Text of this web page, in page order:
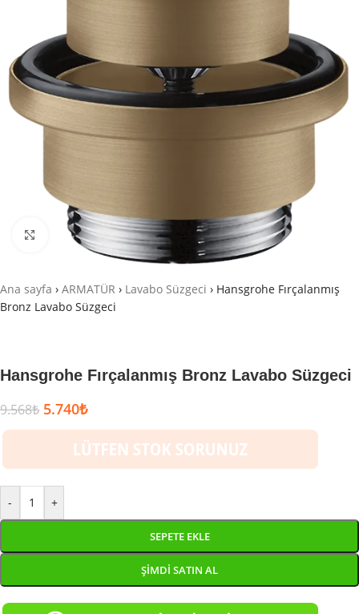
Büyütmek için tıklayın
Ana sayfa › ARMATÜR › Lavabo Süzgeci › Hansgrohe Fırçalanmış
Bronz Lavabo Süzgeci
Hansgrohe Fırçalanmış Bronz Lavabo Süzgeci
9.568₺ 5.740₺
- +
SEPETE EKLE
ŞIMDI SATIN AL